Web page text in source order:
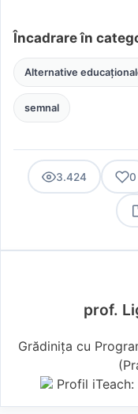
Încadrare în
Alternative
semnal
3.424 0
prof.
Grădinița cu
Profil iTeach: